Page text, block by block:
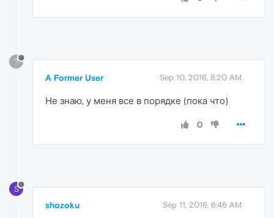
?
A Former User Sep 10, 2016, 8:20 AM
Не знаю, у меня все в порядке (пока что)
0
S
shozoku Sep 11, 2016, 6:46 AM